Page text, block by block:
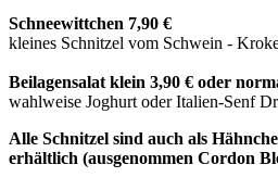
Schneewittchen 7,90 €
kleines Schnitzel vom Schwein -
Beilagensalat klein 3,90 € oder
wahlweise Joghurt oder Italien-Senf
Alle Schnitzel sind auch als
erhältlich (ausgenommen Cordon